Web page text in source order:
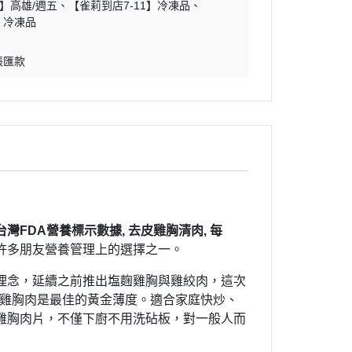
高雄/週五
【雀莉到店7-11】冷凍品
冷凍品
匯款
灣FDA營養標示數據, 去皮雞胸清肉, 每
多朋友營養管理上的選擇之一。
，延續之前推出塩麴雞胸與雞絞肉，這次
胸肉是最佳的黃金薄度。適合家庭快炒、
肉片，不僅下廚不用洗砧板，對一般人而